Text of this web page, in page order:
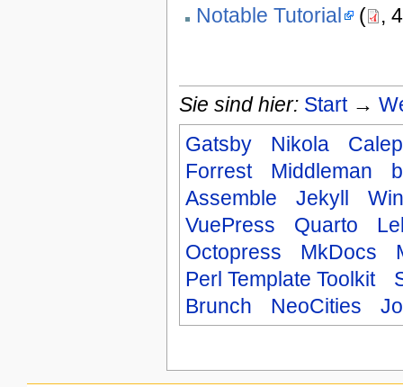
Notable Tutorial ( ,
Sie sind hier: Start→
Gatsby
Nikola
Forrest
Middleman
Assemble
Jekyll
VuePress
Quarto
Octopress
MkDocs
Perl Template Toolkit
Brunch
NeoCities